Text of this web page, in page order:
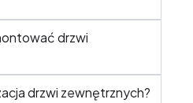
drzwi
drzwi zewnętrznych?